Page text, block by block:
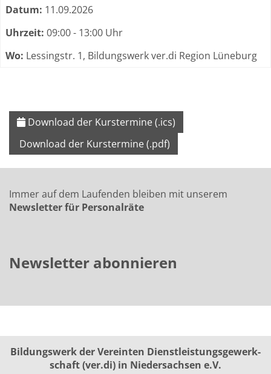
Datum: 11.09.2026
Uhrzeit: 09:00 - 13:00 Uhr
Wo: Lessingstr. 1, Bildungswerk ver.di Region Lüneburg
Download der Kurstermine (.ics)
Download der Kurstermine (.pdf)
Immer auf dem Laufenden bleiben mit unserem
Newsletter für Personalräte
Newsletter abonnieren
Bildungswerk der Vereinten Dienst­leis­tungs­ge­werk­
schaft (ver.di) in Niedersachsen e.V.